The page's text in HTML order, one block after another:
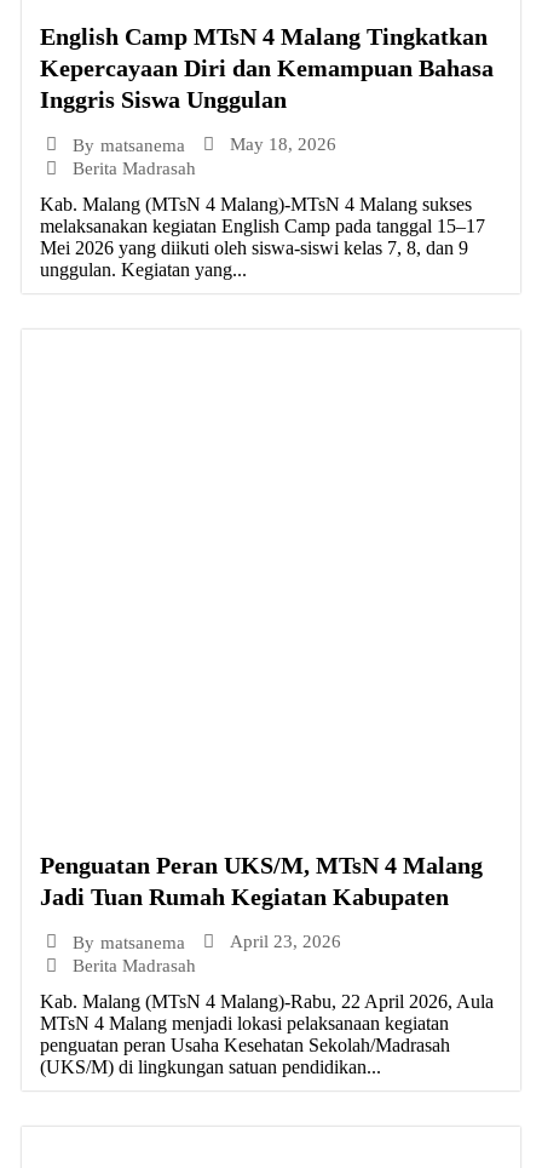
English Camp MTsN 4 Malang Tingkatkan
Kepercayaan Diri dan Kemampuan Bahasa
Inggris Siswa Unggulan
By matsanema
May 18, 2026
Berita Madrasah
Kab. Malang (MTsN 4 Malang)-MTsN 4 Malang sukses
melaksanakan kegiatan English Camp pada tanggal 15–17
Mei 2026 yang diikuti oleh siswa-siswi kelas 7, 8, dan 9
unggulan. Kegiatan yang...
Penguatan Peran UKS/M, MTsN 4 Malang
Jadi Tuan Rumah Kegiatan Kabupaten
By matsanema
April 23, 2026
Berita Madrasah
Kab. Malang (MTsN 4 Malang)-Rabu, 22 April 2026, Aula
MTsN 4 Malang menjadi lokasi pelaksanaan kegiatan
penguatan peran Usaha Kesehatan Sekolah/Madrasah
(UKS/M) di lingkungan satuan pendidikan...